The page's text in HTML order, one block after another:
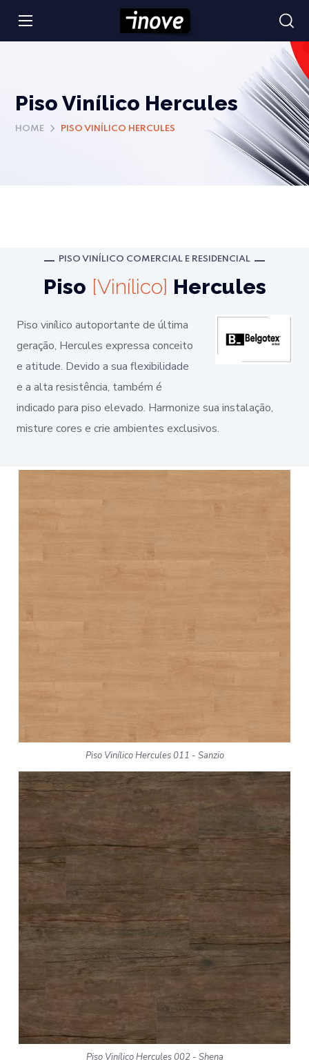
Piso Vinílico Hercules
HOME PISO VINÍLICO HERCULES
PISO VINÍLICO COMERCIAL E RESIDENCIAL
Piso [Vinílico] Hercules
Piso vinílico autoportante de última
geração, Hercules expressa conceito
e atitude. Devido a sua flexibilidade
e a alta resistência, também é
indicado para piso elevado. Harmonize sua instalação,
misture cores e crie ambientes exclusivos.
Piso Vinílico Hercules 011 - Sanzio
Piso Vinílico Hercules 002 - Shena